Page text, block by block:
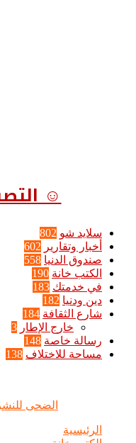
☺
سلايد شو 802
أخبار وتقارير 602
صندوق الدنيا 558
الكتب خانة 190
في خدمتك 183
دين ودنيا 182
شارع الثقافة 184
خارج الإطار 3
رسالة خاصة 148
مساحة للاختلاف 138
الضحى
الرئيسية